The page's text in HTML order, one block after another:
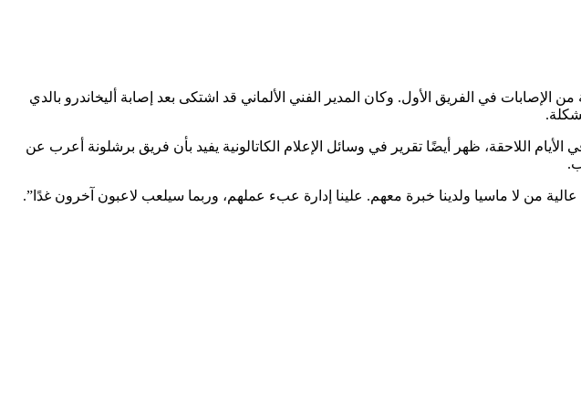
في الفريق الأول. وكان المدير الفني الألماني قد اشتكى بعد إصابة أليخاندرو بالدي
اللاحقة، ظهر أيضًا تقرير في وسائل الإعلام الكاتالونية يفيد بأن فريق برشلونة أعرب عن
عالية من لا ماسيا ولدينا خبرة معهم. علينا إدارة عبء عملهم، وربما سيلعب لاعبون آخرون غدًا”.